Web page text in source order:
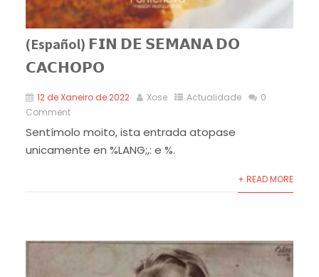
(Español) 𝗙𝗜𝗡 𝗗𝗘 𝗦𝗘𝗠𝗔𝗡𝗔 𝗗𝗢
𝗖𝗔𝗖𝗛𝗢𝗣𝗢
12 de Xaneiro de 2022 Xose Actualidade
0
Comment
Sentímolo moito, ista entrada atopase
unicamente en %LANG;,: e %.
+ READ MORE